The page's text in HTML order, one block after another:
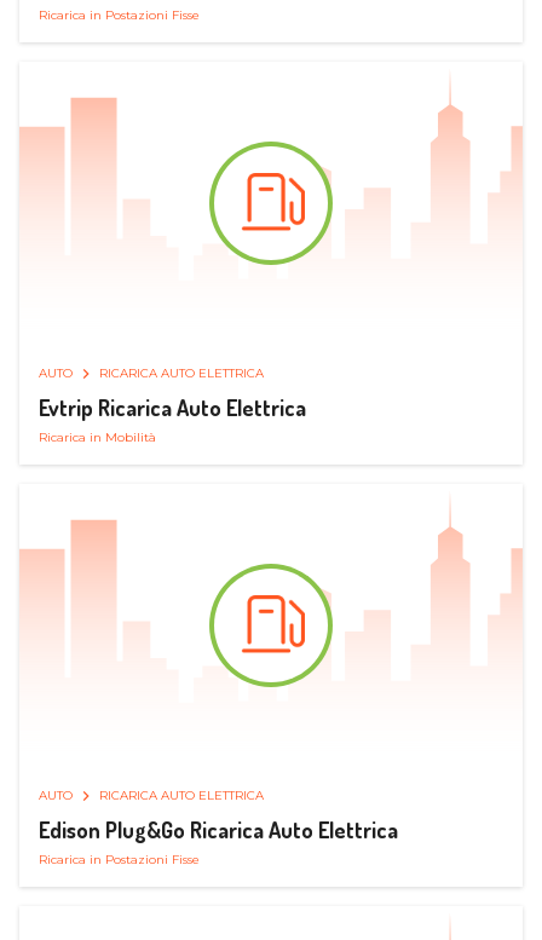
Ricarica in Postazioni Fisse
AUTO RICARICA AUTO ELETTRICA
Evtrip Ricarica Auto Elettrica
Ricarica in Mobilità
AUTO RICARICA AUTO ELETTRICA
Edison Plug&Go Ricarica Auto Elettrica
Ricarica in Postazioni Fisse